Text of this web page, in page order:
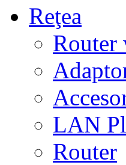
Reţea
Router
LAN
Router